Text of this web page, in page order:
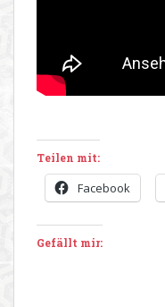
Teilen mit:
Facebook
Gefällt mir: